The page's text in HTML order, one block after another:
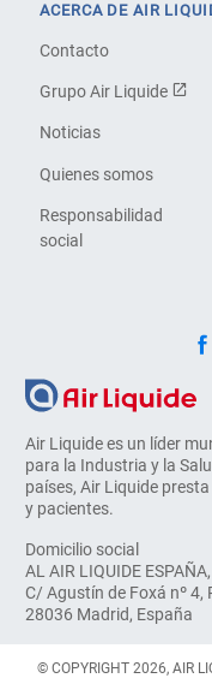
Air Liquide es un líder
para la Industria y la
países, Air Liquide
y pacientes.
Domicilio social
AL AIR LIQUIDE
C/ Agustín de Foxá nº 4,
28036 Madrid, España
ACERCA DE AIR
Contacto
Grupo Air Liquide
Noticias
Quienes somos
Responsabilidad
social
© COPYRIGHT 2026, AIR